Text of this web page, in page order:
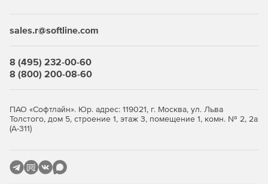
SQL.
Мониторинг серверов на предмет нагрузки на
центральный процессор, память и жесткий диск,
сервисов, служб Windows, процессов,
файлов и папок.
Использование разнообразных инструментов
sales.r@softline.com
8 (495) 232-00-60
8 (800) 200-08-60
ПАО «Софтлайн». Юр. адрес: 119021, г. Москва, ул. Льва
Толстого, дом 5, строение 1, этаж 3, помещение 1, комн. № 2, 2а
(А-311)